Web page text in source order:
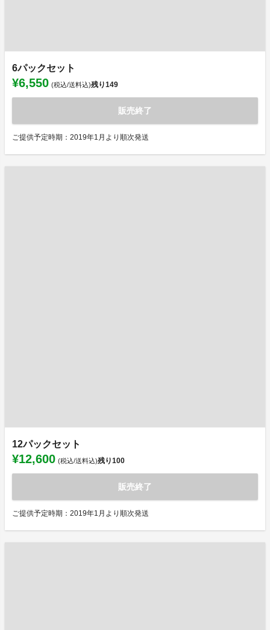
6パックセット
¥6,550 (税込/送料込)残り149
販売終了
ご提供予定時期：2019年1月より順次発送
12パックセット
¥12,600 (税込/送料込)残り100
販売終了
ご提供予定時期：2019年1月より順次発送